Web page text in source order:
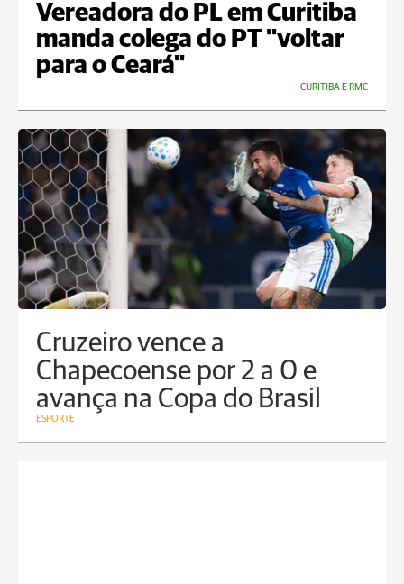
Vereadora do PL em Curitiba
manda colega do PT "voltar
para o Ceará"
CURITIBA E RMC
Cruzeiro vence a
Chapecoense por 2 a 0 e
avança na Copa do Brasil
ESPORTE